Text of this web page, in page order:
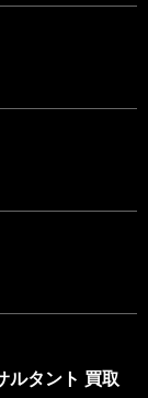
ルタント 買取